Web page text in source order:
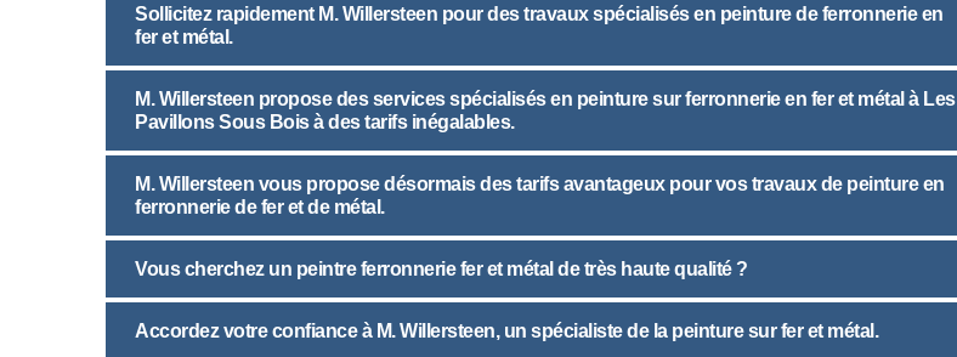
Sollicitez rapidement M. Willersteen pour des travaux spécialisés en peinture de ferronnerie en
fer et métal.
M. Willersteen propose des services spécialisés en peinture sur ferronnerie en fer et métal à Les
Pavillons Sous Bois à des tarifs inégalables.
M. Willersteen vous propose désormais des tarifs avantageux pour vos travaux de peinture en
ferronnerie de fer et de métal.
Vous cherchez un peintre ferronnerie fer et métal de très haute qualité ?
Accordez votre confiance à M. Willersteen, un spécialiste de la peinture sur fer et métal.